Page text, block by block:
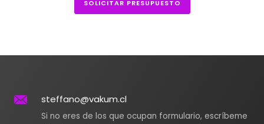
SOLICITAR PRESUPUESTO
steffano@vakum.cl
Si no eres de los que ocupan formulario, escríbeme